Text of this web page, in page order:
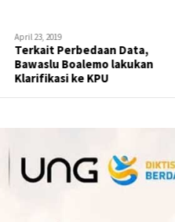
April 23, 2019
Terkait Perbedaan Data,
Bawaslu Boalemo lakukan
Klarifikasi ke KPU